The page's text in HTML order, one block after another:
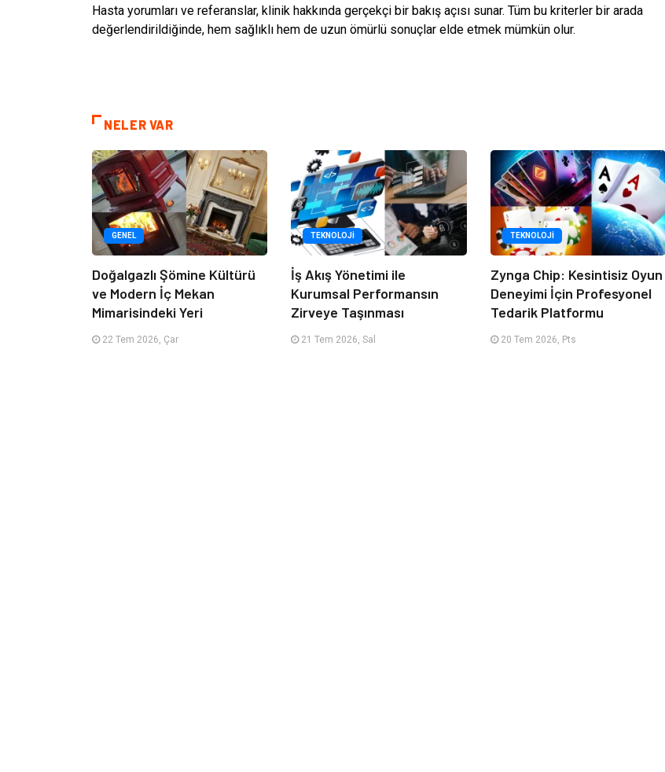
Hasta yorumları ve referanslar, klinik hakkında gerçekçi bir bakış açısı sunar. Tüm bu kriterler bir arada
değerlendirildiğinde, hem sağlıklı hem de uzun ömürlü sonuçlar elde etmek mümkün olur.
NELER VAR
GENEL
Doğalgazlı Şömine Kültürü
ve Modern İç Mekan
Mimarisindeki Yeri
22 Tem 2026, Çar
TEKNOLOJI
İş Akış Yönetimi ile
Kurumsal Performansın
Zirveye Taşınması
21 Tem 2026, Sal
TEKNOLOJI
Zynga Chip: Kesintisiz Oyun
Deneyimi İçin Profesyonel
Tedarik Platformu
20 Tem 2026, Pts